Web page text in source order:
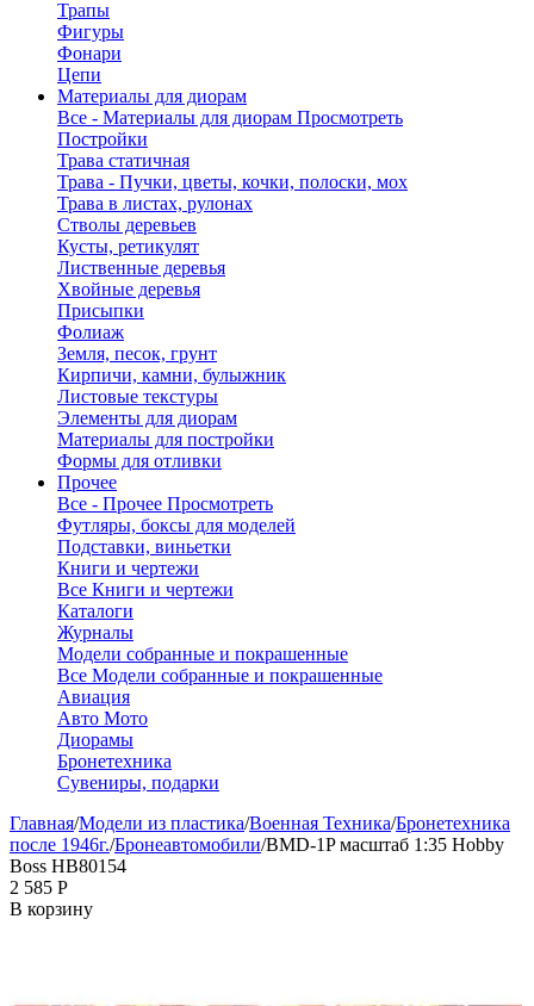
Трапы
Фигуры
Фонари
Цепи
Материалы для диорам
Все - Материалы для диорам Просмотреть
Постройки
Трава статичная
Трава - Пучки, цветы, кочки, полоски, мох
Трава в листах, рулонах
Стволы деревьев
Кусты, ретикулят
Лиственные деревья
Хвойные деревья
Присыпки
Фолиаж
Земля, песок, грунт
Кирпичи, камни, булыжник
Листовые текстуры
Элементы для диорам
Материалы для постройки
Формы для отливки
Прочее
Все - Прочее Просмотреть
Футляры, боксы для моделей
Подставки, виньетки
Книги и чертежи
Все Книги и чертежи
Каталоги
Журналы
Модели собранные и покрашенные
Все Модели собранные и покрашенные
Авиация
Авто Мото
Диорамы
Бронетехника
Сувениры, подарки
Главная/Модели из пластика/Военная Техника/Бронетехника
после 1946г./Бронеавтомобили/BMD-1P масштаб 1:35 Hobby
Boss HB80154
2 585 Р
В корзину